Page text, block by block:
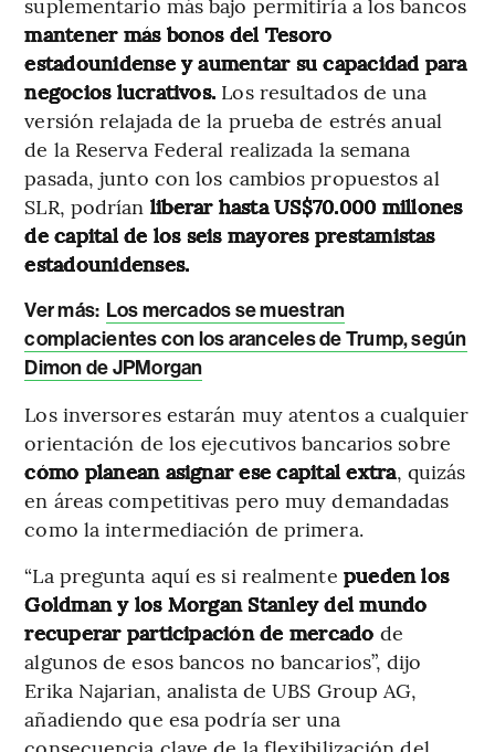
mantener más bonos del Tesoro
estadounidense y aumentar su capacidad para
negocios lucrativos. Los resultados de una
versión relajada de la prueba de estrés anual
de la Reserva Federal realizada la semana
pasada, junto con los cambios propuestos al
SLR, podrían liberar hasta US$70.000 millones
de capital de los seis mayores prestamistas
estadounidenses.
Ver más: Los mercados se muestran
complacientes con los aranceles de Trump, según
Dimon de JPMorgan
Los inversores estarán muy atentos a cualquier
orientación de los ejecutivos bancarios sobre
cómo planean asignar ese capital extra, quizás
en áreas competitivas pero muy demandadas
como la intermediación de primera.
“La pregunta aquí es si realmente pueden los
Goldman y los Morgan Stanley del mundo
recuperar participación de mercado de
algunos de esos bancos no bancarios”, dijo
Erika Najarian, analista de UBS Group AG,
añadiendo que esa podría ser una